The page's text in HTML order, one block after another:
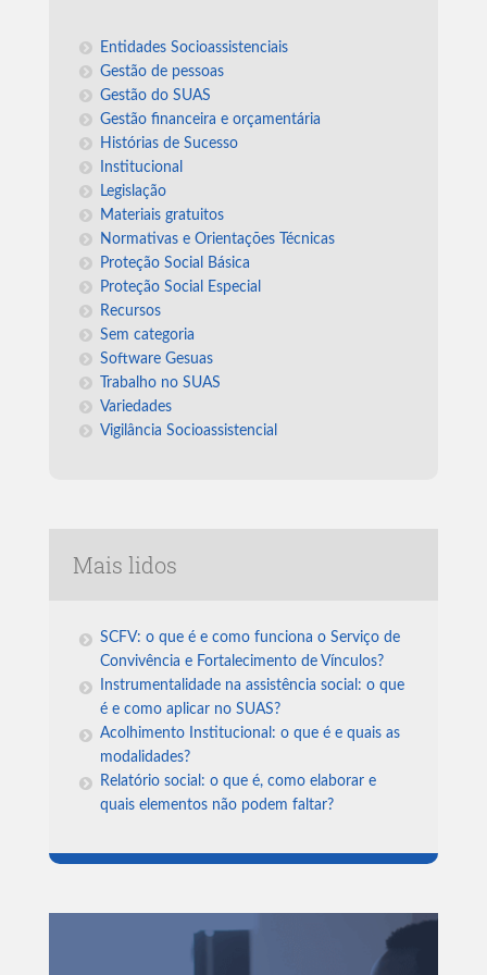
Entidades Socioassistenciais
Gestão de pessoas
Gestão do SUAS
Gestão financeira e orçamentária
Histórias de Sucesso
Institucional
Legislação
Materiais gratuitos
Normativas e Orientações Técnicas
Proteção Social Básica
Proteção Social Especial
Recursos
Sem categoria
Software Gesuas
Trabalho no SUAS
Variedades
Vigilância Socioassistencial
Mais lidos
SCFV: o que é e como funciona o Serviço de
Convivência e Fortalecimento de Vínculos?
Instrumentalidade na assistência social: o que
é e como aplicar no SUAS?
Acolhimento Institucional: o que é e quais as
modalidades?
Relatório social: o que é, como elaborar e
quais elementos não podem faltar?